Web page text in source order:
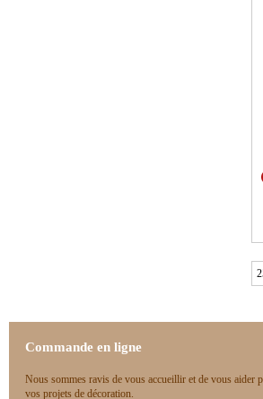
Commande en ligne
Nous sommes ravis de vous accueillir et de vous aider
vos projets de décoration.